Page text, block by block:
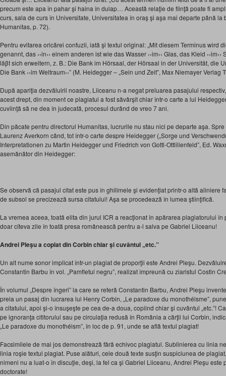
precum este apa în pahar şi haina în dulap… Această relaţie de fiinţă poate fi
curs, sala de curs în Universitate, Universitatea în oraş şi aşa mai departe până la
Humanitas, p. 72).
Pentru evitarea oricărei confuzii, iată şi textul original: „Mit diesem Terminus wird
genannt, das ››in‹‹ einem anderen ist wie das Wasser ››im‹‹ Glas, das Kleid
läβt sich erweitern, z. B.: Die Bank im Hörsaal, der Hörsaal in der Universität, die
Die Bank ››im Weltraum‹‹” (M. Heidegger – „Sein und Zeit”, Max Niemayer Verlag
După apariţia dezvăluirii noastre, Liiceanu n-a negat preluarea pasajului
acest drept, din moment ce plagiatul a fost săvârşit chiar într-o carte a lui
cuviinţă să ne dea în judecată, procesul durând de vreo 7 ani.
Din păcate pentru directorul Humanitas, lucrurile nu stau nici pe departe aşa.
Laurenz Averkorn când, tot într-o carte despre Heidegger („Sorge und
Interpretationen zu Martin Heidegger und Friedrich von Gottl-Ottlilienfeld”, Ed.
asemănător din Heidegger:
Se observă că pasajul citat este pus în ghilimele şi evidenţiat printr-o altă aliniere
de subsol se precizează sursa citatului! Aşa se procedează în lumea ştiinţifică.
La vremea aceea, toată elita din jurul ICR a reacţionat în apărarea plagiatorului
doar cîteva zile în toată presa românească pentru a-l salva pe Gabriel Liiceanu!
Andrei Pleşu a copiat din Corbin chiar şi cuvântul „etc.”
Un alt nume sonor implicat într-un plagiat de proporţii este Andrei Pleşu.
Constantin Barbu în vol. „Pamfletul negru”, realizat împreună cu ziaristul Costin
În volumul „Despre îngeri” la care se referă Constantin Barbu, Andrei Pleşu
preia un pasaj din lucrarea lui Henry Corbin, „Le paradoxe du monothéisme”,
a citatului, apoi şi-o însuşeşte pe cea de-a doua, copiind chiar şi cuvântul „etc.”!
pe ignoranţa cititorului sau pe circulaţia redusă în România a cărţii lui Corbin,
„Le paradoxe du monothéism”, în loc de p. 91, unde se află textul plagiat!
Facsimilele de mai jos demonstrează fără echivoc plagiatul. Sublinierea cu linia
linia roşie textul plagiat. Puse alături, cele două texte susţin suspiciunea de
nimeni nu a luat-o în discuţie, deşi, la fel ca şi Gabriel Liiceanu, Andrei Pleşu este
doctorate!